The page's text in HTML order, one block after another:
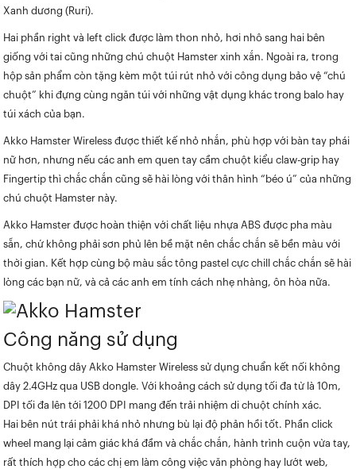
Xanh dương (Ruri).
Hai phần right và left click được làm thon nhỏ, hơi nhô sang hai bên
giống với tai cũng những chú chuột Hamster xinh xắn. Ngoài ra, trong
hộp sản phẩm còn tặng kèm một túi rút nhỏ với công dụng bảo vệ “chú
chuột” khi đựng cùng ngăn túi với những vật dụng khác trong balo hay
túi xách của bạn.
Akko Hamster Wireless được thiết kế nhỏ nhắn, phù hợp với bàn tay phái
nữ hơn, nhưng nếu các anh em quen tay cầm chuột kiểu claw-grip hay
Fingertip thì chắc chắn cũng sẽ hài lòng với thân hình “béo ú” của những
chú chuột Hamster này.
Akko Hamster được hoàn thiện với chất liệu nhựa ABS được pha màu
sẵn, chứ không phải sơn phủ lên bề mặt nên chắc chắn sẽ bền màu với
thời gian. Kết hợp cùng bộ màu sắc tông pastel cực chill chắc chắn sẽ hài
lòng các bạn nữ, và cả các anh em tính cách nhẹ nhàng, ôn hòa nữa.
Công năng sử dụng
Chuột không dây Akko Hamster Wireless sử dụng chuẩn kết nối không
dây 2.4GHz qua USB dongle. Với khoảng cách sử dụng tối đa từ là 10m,
DPI tối đa lên tới 1200 DPI mang đến trải nhiệm di chuột chính xác.
Hai bên nút trái phải khá nhỏ nhưng bù lại độ phản hồi tốt. Phần click
wheel mang lại cảm giác khá đầm và chắc chắn, hành trình cuộn vừa tay,
rất thích hợp cho các chị em làm công việc văn phòng hay lướt web,